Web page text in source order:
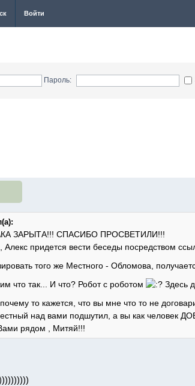
Войти
Пароль:
ЗАРЫТА!!! СПАСИБО ПРОСВЕТИЛИ!!!
Алекс придется вести беседы посредством
того же Местного - Обломова,
что так... И что? Робот с роботом
Здесь
то кажется, что вы мне что то не
над вами подшутил, а вы как
рядом , Митяй!!!